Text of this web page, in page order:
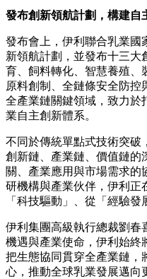
發布創新領航計劃，構建自
發布會上，伊利聯合乳業國
新領航計劃，並發布十三大
育、飼料轉化、智慧養殖、
原料創制、全鏈條安全防
全產業鏈關鍵領域，致力於
業自主創新體系。
不同於傳統單點式技術突破
創新鏈、產業鏈、價值鏈的
關、產業應用與市場需求的
研機構與產業伙伴，伊利正
「科技驅動」、從「經驗發
伊利集團高級執行總裁劉春
機遇與產業使命，伊利始終
把生態協同貫穿全產業鏈，
心，推動全球乳業發展邁向